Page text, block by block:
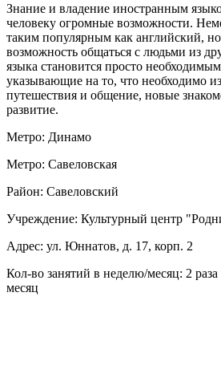
Знание и владение иностранным
человеку огромные возможности.
таким популярным как английский,
возможность общаться с людьми из
языка становится просто
указывающие на то, что необходимо
путешествия и общение, новые
развитие.
Метро: Динамо
Метро: Савеловская
Район: Савеловский
Учреждение: Культурный центр
Адрес: ул. Юннатов, д. 17, корп. 2
Кол-во занятий в неделю/месяц: 2
месяц